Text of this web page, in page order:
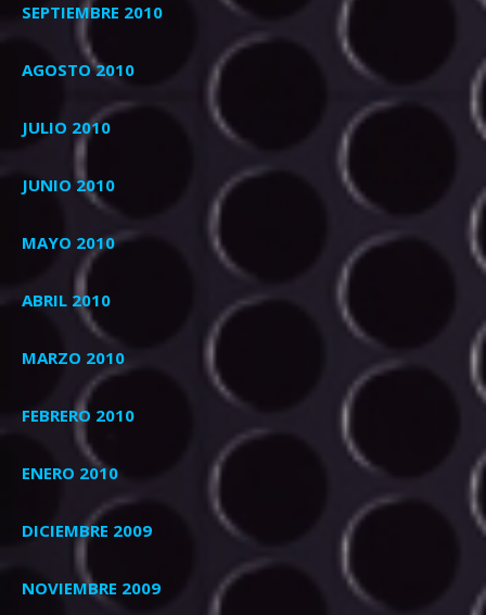
SEPTIEMBRE 2010
AGOSTO 2010
JULIO 2010
JUNIO 2010
MAYO 2010
ABRIL 2010
MARZO 2010
FEBRERO 2010
ENERO 2010
DICIEMBRE 2009
NOVIEMBRE 2009